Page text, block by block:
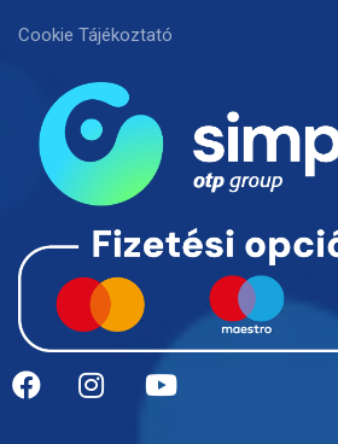
Cookie Tájékoztató